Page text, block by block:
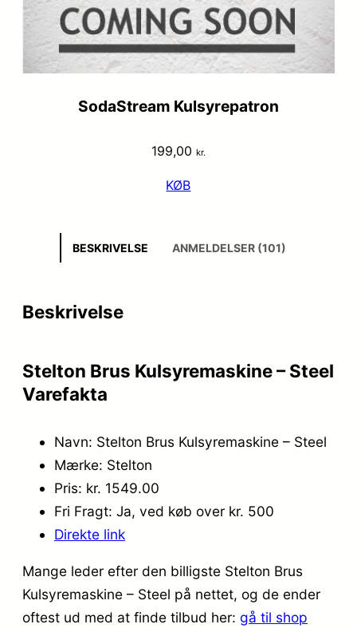
SodaStream Kulsyrepatron
199,00 kr.
KØB
BESKRIVELSE ANMELDELSER (101)
Beskrivelse
Stelton Brus Kulsyremaskine – Steel
Varefakta
Navn: Stelton Brus Kulsyremaskine – Steel
Mærke: Stelton
Pris: kr. 1549.00
Fri Fragt: Ja, ved køb over kr. 500
Direkte link
Mange leder efter den billigste Stelton Brus
Kulsyremaskine – Steel på nettet, og de ender
oftest ud med at finde tilbud her: gå til shop